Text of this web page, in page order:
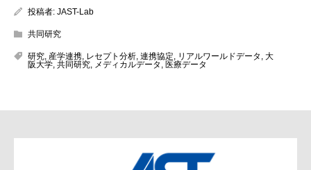
投稿者: JAST-Lab
共同研究
研究, 産学連携, レセプト分析, 連携協定, リアルワールドデータ , 大
阪大学, 共同研究, メディカルデータ , 医療データ